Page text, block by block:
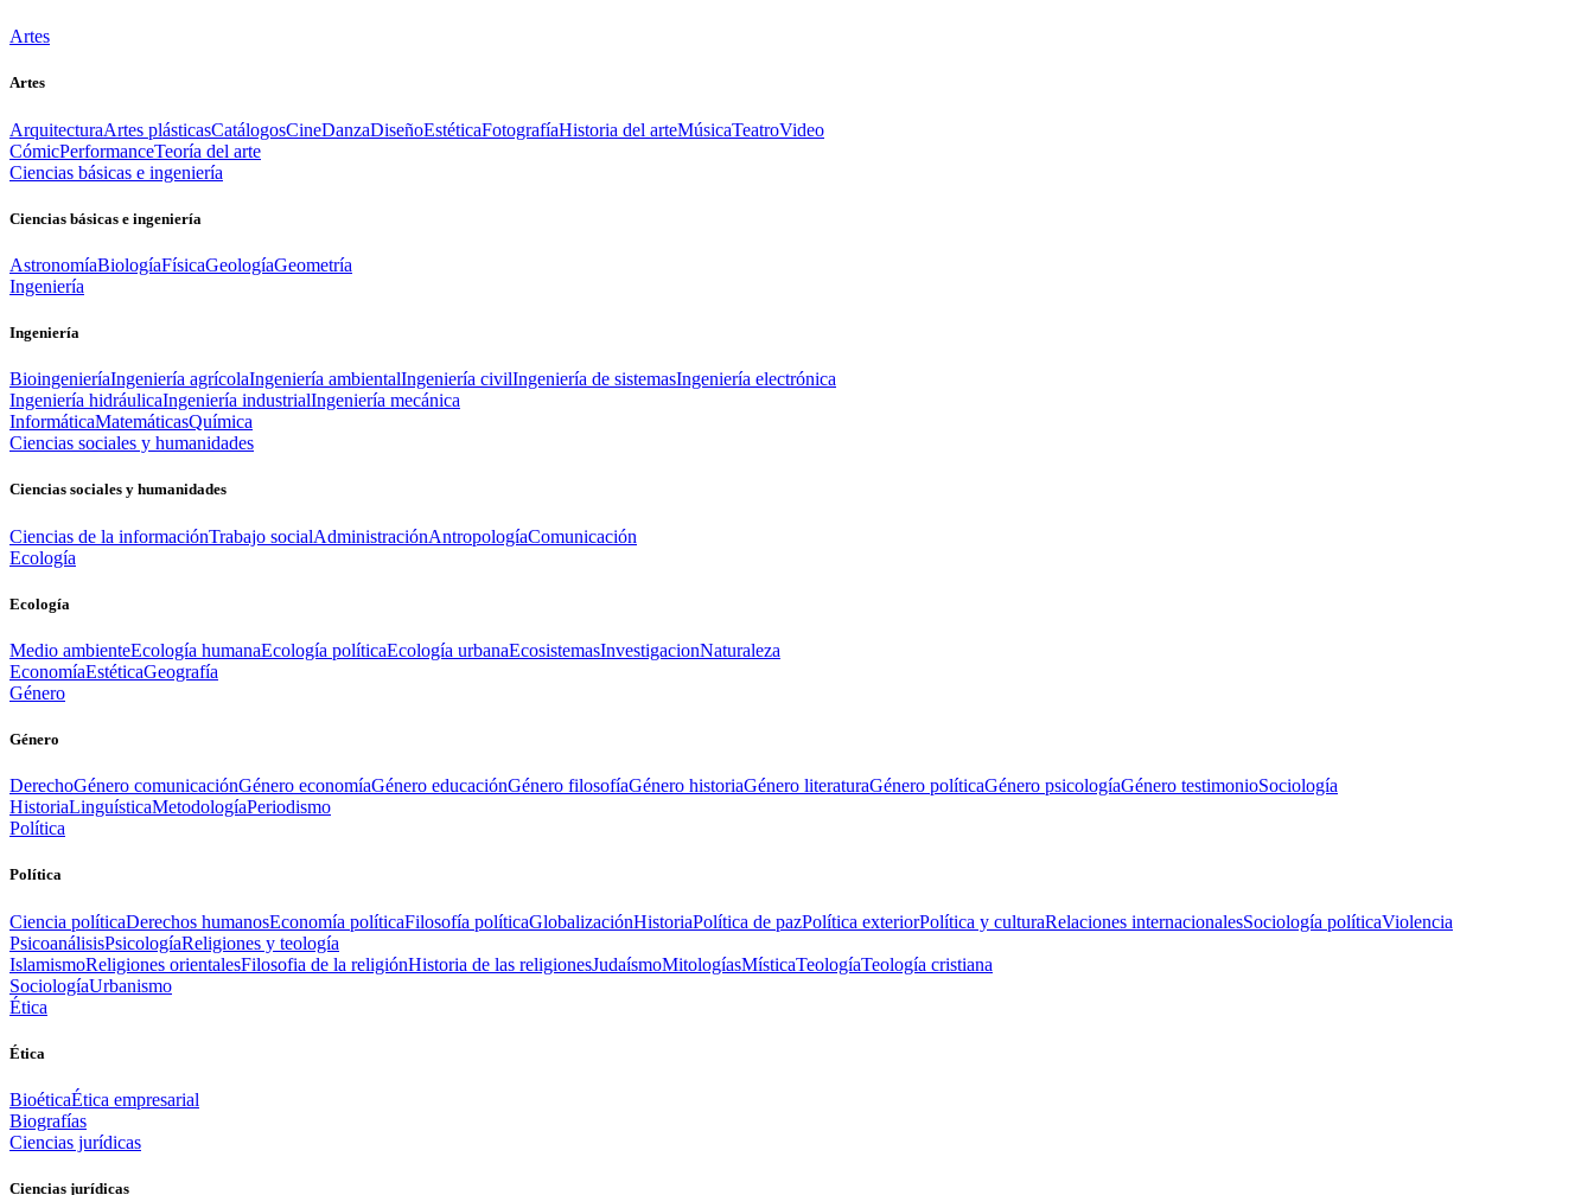
Artes
Artes
ArquitecturaArtes plásticasCatálogosCineDanzaDiseñoEstéticaFotografíaHistoria del arteMúsicaTeatroVideo
CómicPerformanceTeoría del arte
Ciencias básicas e ingeniería
Ciencias básicas e ingeniería
AstronomíaBiologíaFísicaGeologíaGeometría
Ingeniería
Ingeniería
BioingenieríaIngeniería agrícolaIngeniería ambientalIngeniería civilIngeniería de sistemasIngeniería electrónica
Ingeniería hidráulicaIngeniería industrialIngeniería mecánica
InformáticaMatemáticasQuímica
Ciencias sociales y humanidades
Ciencias sociales y humanidades
Ciencias de la informaciónTrabajo socialAdministraciónAntropologíaComunicación
Ecología
Ecología
Medio ambienteEcología humanaEcología políticaEcología urbanaEcosistemasInvestigacionNaturaleza
EconomíaEstéticaGeografía
Género
Género
DerechoGénero comunicaciónGénero economíaGénero educaciónGénero filosofíaGénero historiaGénero literaturaGénero políticaGénero psicologíaGénero testimonioSociología
HistoriaLinguísticaMetodologíaPeriodismo
Política
Política
Ciencia políticaDerechos humanosEconomía políticaFilosofía políticaGlobalizaciónHistoriaPolítica de pazPolítica exteriorPolítica y culturaRelaciones internacionalesSociología políticaViolencia
PsicoanálisisPsicologíaReligiones y teología
IslamismoReligiones orientalesFilosofia de la religiónHistoria de las religionesJudaísmoMitologíasMísticaTeologíaTeología cristiana
SociologíaUrbanismo
Ética
Ética
BioéticaÉtica empresarial
Biografías
Ciencias jurídicas
Ciencias jurídicas